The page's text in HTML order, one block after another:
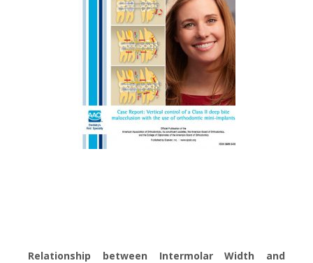
Relationship between Intermolar Width and